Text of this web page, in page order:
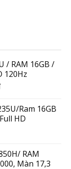
/ RAM 16GB /
120Hz
Ram 16GB
HD
RAM
Màn 17,3